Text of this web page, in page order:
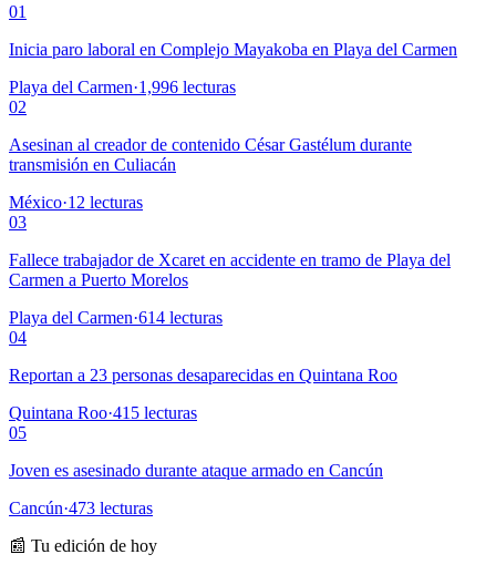
01
Inicia paro laboral en Complejo Mayakoba en Playa del Carmen
Playa del Carmen·1,996 lecturas
02
Asesinan al creador de contenido César Gastélum durante
transmisión en Culiacán
México·12 lecturas
03
Fallece trabajador de Xcaret en accidente en tramo de Playa del
Carmen a Puerto Morelos
Playa del Carmen·614 lecturas
04
Reportan a 23 personas desaparecidas en Quintana Roo
Quintana Roo·415 lecturas
05
Joven es asesinado durante ataque armado en Cancún
Cancún·473 lecturas
📰 Tu edición de hoy